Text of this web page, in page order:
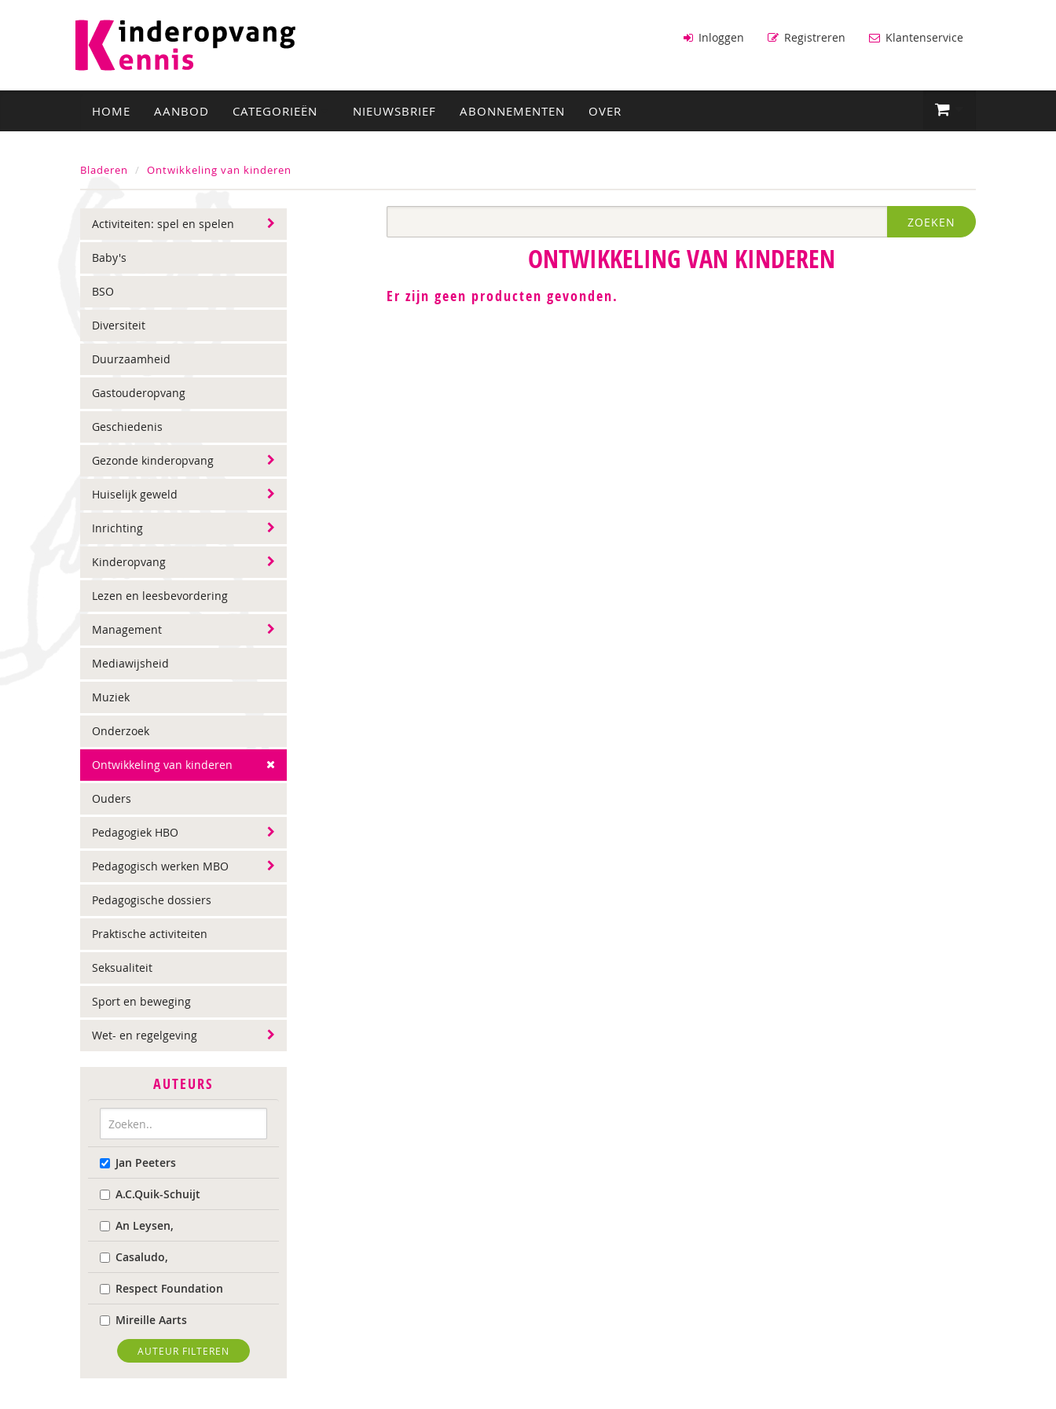
Inloggen Registreren Klantenservice
HOME AANBOD CATEGORIEËN NIEUWSBRIEF ABONNEMENTEN OVER
Bladeren Ontwikkeling van kinderen
Activiteiten: spel en spelen
Baby's
BSO
Diversiteit
Duurzaamheid
Gastouderopvang
Geschiedenis
Gezonde kinderopvang
Huiselijk geweld
Inrichting
Kinderopvang
Lezen en leesbevordering
Management
Mediawijsheid
Muziek
Onderzoek
Ontwikkeling van kinderen
Ouders
Pedagogiek HBO
Pedagogisch werken MBO
Pedagogische dossiers
Praktische activiteiten
Seksualiteit
Sport en beweging
Wet- en regelgeving
AUTEURS
Jan Peeters
A.C.Quik-Schuijt
An Leysen,
Casaludo,
Respect Foundation
Mireille Aarts
Marijke Adema
Ilse Aerden
AUTEUR FILTEREN
ZOEKEN
ONTWIKKELING VAN KINDEREN
Er zijn geen producten gevonden.